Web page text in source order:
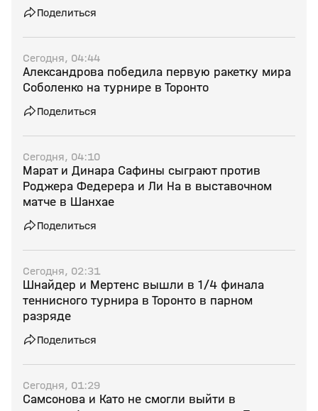
Поделиться
Сегодня, 04:44
Александрова победила первую ракетку мира
Соболенко на турнире в Торонто
Поделиться
Сегодня, 04:10
Марат и Динара Сафины сыграют против
Роджера Федерера и Ли На в выставочном
матче в Шанхае
Поделиться
Сегодня, 02:31
Шнайдер и Мертенс вышли в 1/4 финала
теннисного турнира в Торонто в парном
разряде
Поделиться
Сегодня, 01:29
Самсонова и Като не смогли выйти в